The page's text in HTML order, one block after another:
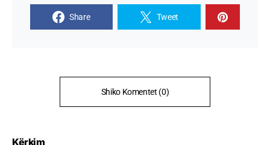
Share Tweet
Shiko Komentet (0)
Kërkim